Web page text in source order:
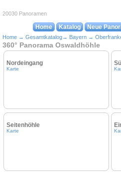
20030 Panoramen
Home Katalog Neue
Home → Gesamtkatalog→ Bayern →
360° Panorama Oswaldhöhle
Nordeingang
Karte
Seitenhöhle
Karte